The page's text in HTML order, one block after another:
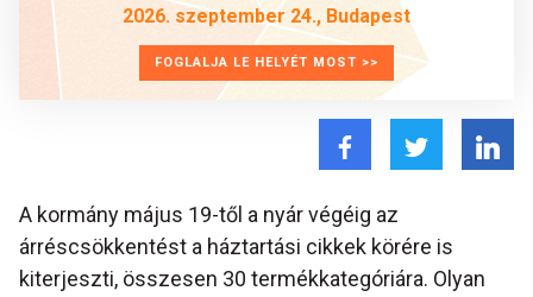
2026. szeptember 24., Budapest
FOGLALJA LE HELYÉT MOST >>
A kormány május 19-től a nyár végéig az
árréscsökkentést a háztartási cikkek körére is
kiterjeszti, összesen 30 termékkategóriára. Olyan